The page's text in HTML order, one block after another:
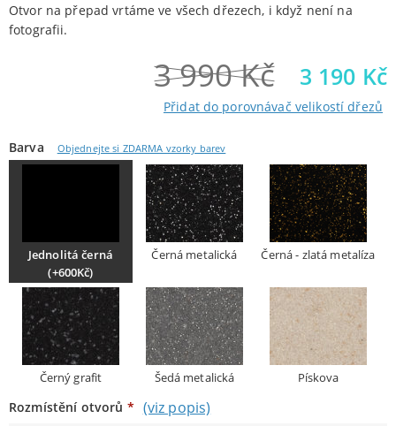
Otvor na přepad vrtáme ve všech dřezech, i když není na
fotografii.
3 990Kč 3 190 Kč
Přidat do porovnávač velikostí dřezů
Barva Objednejte si ZDARMA vzorky barev
Jednolitá černá
(+600Kč)
Černá metalická Černá - zlatá metalíza
Černý grafit Šedá metalická Pískova
Rozmístění otvorů * (viz popis)